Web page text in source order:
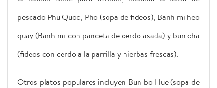
pescado Phu Quoc, Pho (sopa de fideos), Banh mi heo
quay (Banh mi con panceta de cerdo asada) y bun cha
(fideos con cerdo a la parrilla y hierbas frescas).
Otros platos populares incluyen Bun bo Hue (sopa de